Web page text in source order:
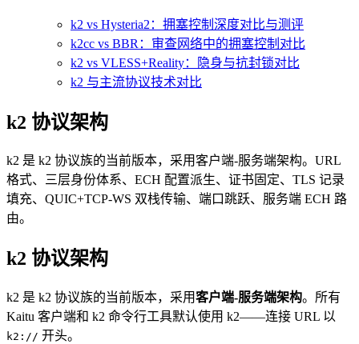
k2 vs Hysteria2：拥塞控制深度对比与测评
k2cc vs BBR：审查网络中的拥塞控制对比
k2 vs VLESS+Reality：隐身与抗封锁对比
k2 与主流协议技术对比
k2 协议架构
k2 是 k2 协议族的当前版本，采用客户端-服务端架构。URL
格式、三层身份体系、ECH 配置派生、证书固定、TLS 记录
填充、QUIC+TCP-WS 双栈传输、端口跳跃、服务端 ECH 路
由。
k2 协议架构
k2 是 k2 协议族的当前版本，采用客户端-服务端架构。所有
Kaitu 客户端和 k2 命令行工具默认使用 k2——连接 URL 以
k2:// 开头。